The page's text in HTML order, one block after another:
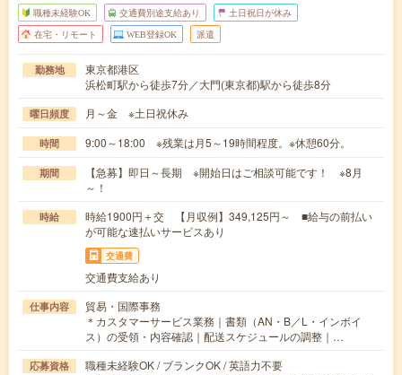
職種未経験OK 交通費別途支給あり 土日祝日が休み
在宅・リモート WEB登録OK 派遣
勤務地
東京都港区
浜松町駅から徒歩7分／大門(東京都)駅から徒歩8分
曜日頻度 月～金 ※土日祝休み
時間 9:00～18:00 ※残業は月5～19時間程度。※休憩60分。
期間
【急募】即日～長期 ※開始日はご相談可能です！ ※8月
～！
時給
時給1900円＋交 【月収例】349,125円～ ■給与の前払い
が可能な速払いサービスあり
交通費
交通費支給あり
仕事内容
貿易・国際事務
＊カスタマーサービス業務｜書類（AN・B／L・インボイ
ス）の受領・内容確認｜配送スケジュールの調整｜…
応募資格
職種未経験OK / ブランクOK / 英語力不要